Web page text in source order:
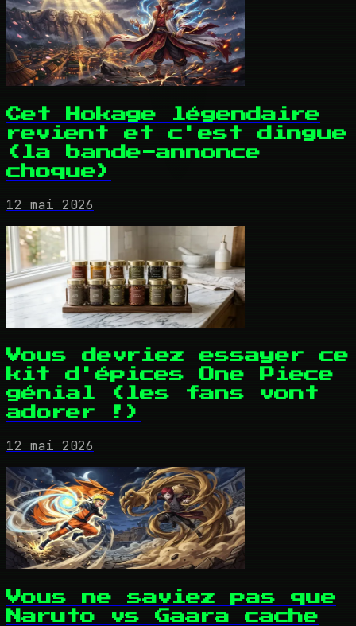
Cet Hokage légendaire
revient et c'est dingue
(la bande-annonce
choque)
12 mai 2026
Vous devriez essayer ce
kit d'épices One Piece
génial (les fans vont
adorer !)
12 mai 2026
Vous ne saviez pas que
Naruto vs Gaara cache